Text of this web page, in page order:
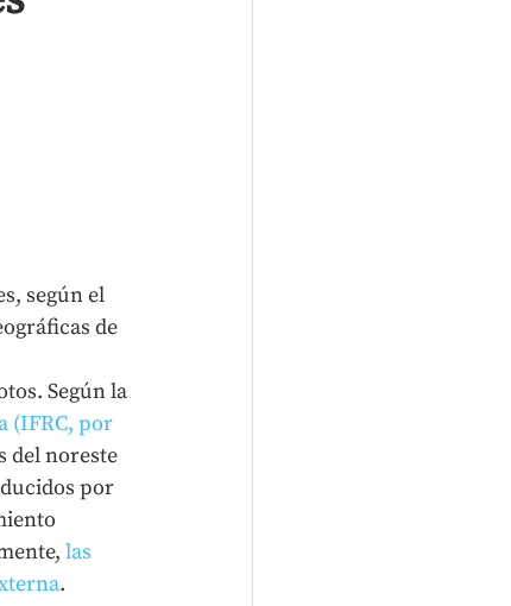
según el
de
Según la
(IFRC, por
del noreste
por
las
.